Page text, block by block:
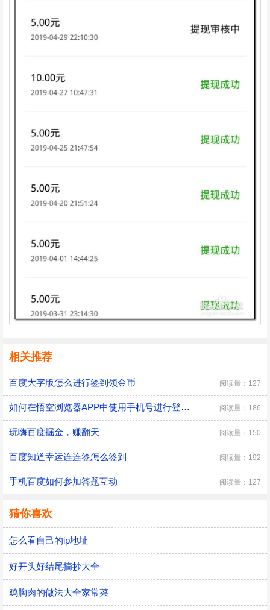
相关推荐
百度大字版怎么进行签到领金币 阅读量：127
如何在悟空浏览器APP中使用手机号进行登录使用 阅读量：186
玩嗨百度掘金，赚翻天 阅读量：150
百度知道幸运连连签怎么签到 阅读量：192
手机百度如何参加答题互动 阅读量：127
猜你喜欢
怎么看自己的ip地址
好开头好结尾摘抄大全
鸡胸肉的做法大全家常菜